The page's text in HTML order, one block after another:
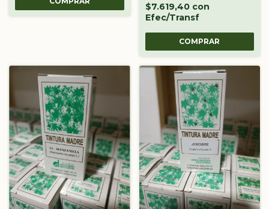
$7.619,40 con
Efec/Transf